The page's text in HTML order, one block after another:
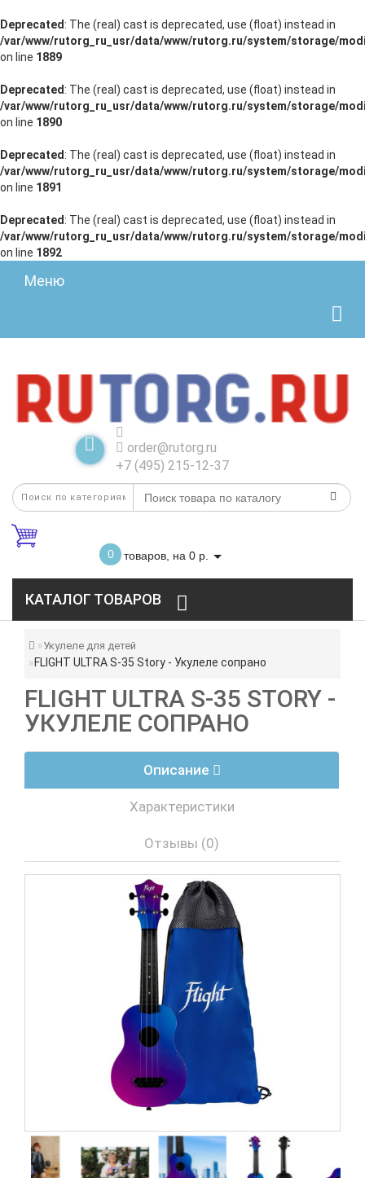
Deprecated : The (real) cast is deprecated, use (float) instead in
/var/www/rutorg_ru_usr/data/www/rutorg.ru/system/storage/
on line 1889
Deprecated : The (real) cast is deprecated, use (float) instead in
/var/www/rutorg_ru_usr/data/www/rutorg.ru/system/storage/
on line 1890
Deprecated : The (real) cast is deprecated, use (float) instead in
/var/www/rutorg_ru_usr/data/www/rutorg.ru/system/storage/
on line 1891
Deprecated : The (real) cast is deprecated, use (float) instead in
/var/www/rutorg_ru_usr/data/www/rutorg.ru/system/storage/
on line 1892
Меню
order@rutorg.ru
+7 (495) 215-12-37
0 товаров, на 0 р.
КАТАЛОГ ТОВАРОВ
Укулеле для детей
FLIGHT ULTRA S-35 Story - Укулеле сопрано
FLIGHT ULTRA S-35 STORY -
УКУЛЕЛЕ СОПРАНО
Описание
Характеристики
Отзывы (0)